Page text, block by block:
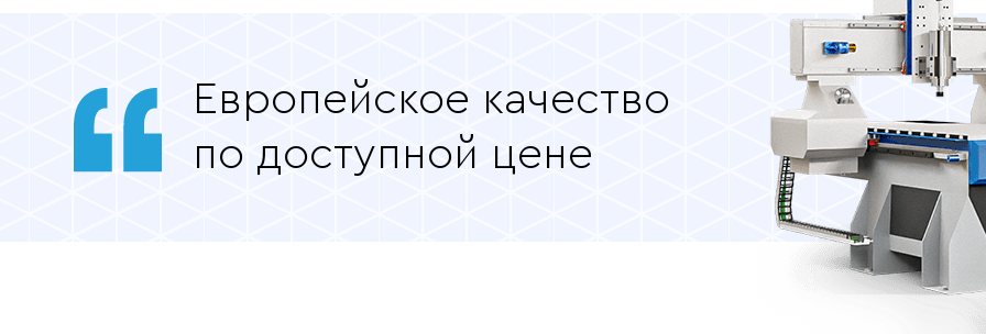
Европейское качество
по доступной цене